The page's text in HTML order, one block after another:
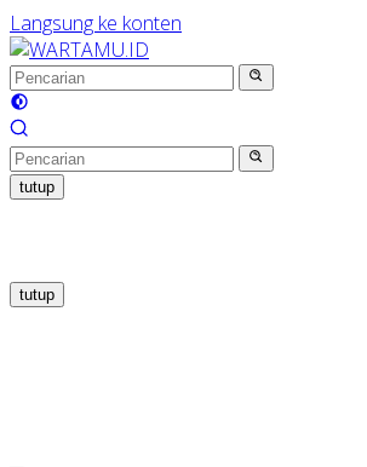
Langsung ke konten
tutup
tutup